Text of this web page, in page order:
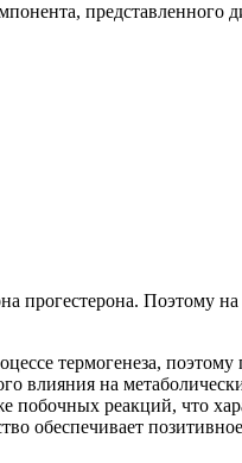
прогестерона.
термогенеза,
на
побочных реакций, что
обеспечивает